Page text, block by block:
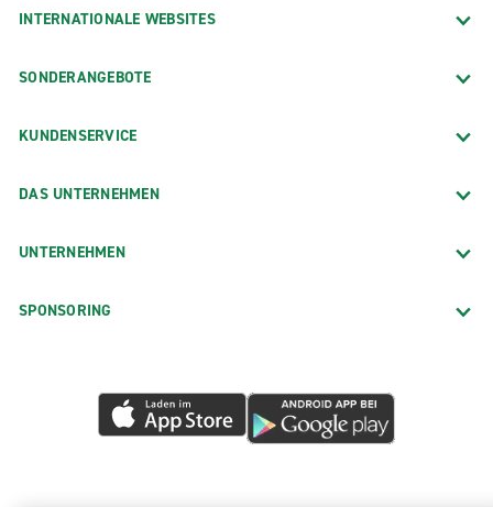
INTERNATIONALE WEBSITES
SONDERANGEBOTE
KUNDENSERVICE
DAS UNTERNEHMEN
UNTERNEHMEN
SPONSORING